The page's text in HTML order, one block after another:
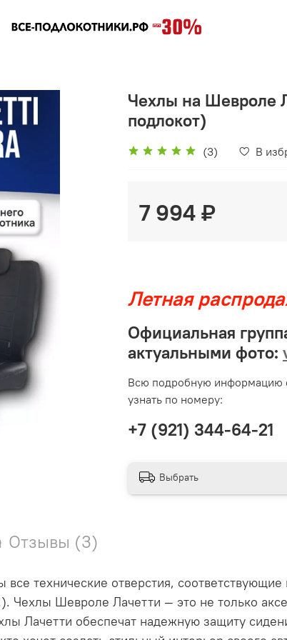
Чехлы на Шевроле
подлокот)
(3) В
7 994 ₽
Летная
Официальная
актуальными фото:
Всю подробную информацию
узнать по номеру:
‭+7 (921) 344-64-21‬
Выбрать
Отзывы (3)
технические отверстия,
Чехлы Шевроле Лачетти — это не только
Лачетти обеспечат надежную защиту